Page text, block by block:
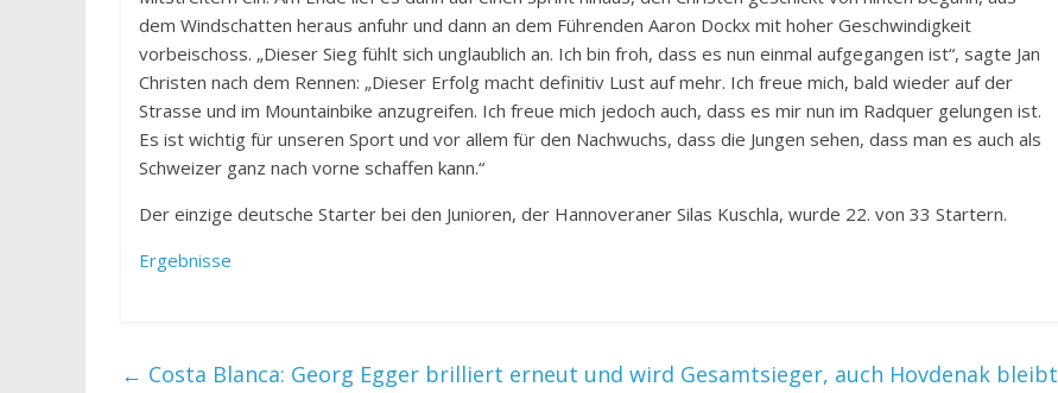
dem Windschatten heraus anfuhr und dann an dem Führenden Aaron Dockx mit hoher Geschwindigkeit
vorbeischoss. „Dieser Sieg fühlt sich unglaublich an. Ich bin froh, dass es nun einmal aufgegangen ist“, sagte Jan
Christen nach dem Rennen: „Dieser Erfolg macht definitiv Lust auf mehr. Ich freue mich, bald wieder auf der
Strasse und im Mountainbike anzugreifen. Ich freue mich jedoch auch, dass es mir nun im Radquer gelungen ist.
Es ist wichtig für unseren Sport und vor allem für den Nachwuchs, dass die Jungen sehen, dass man es auch als
Schweizer ganz nach vorne schaffen kann.“
Der einzige deutsche Starter bei den Junioren, der Hannoveraner Silas Kuschla, wurde 22. von 33 Startern.
Ergebnisse
← Costa Blanca: Georg Egger brilliert erneut und wird Gesamtsieger, auch Hovdenak bleibt